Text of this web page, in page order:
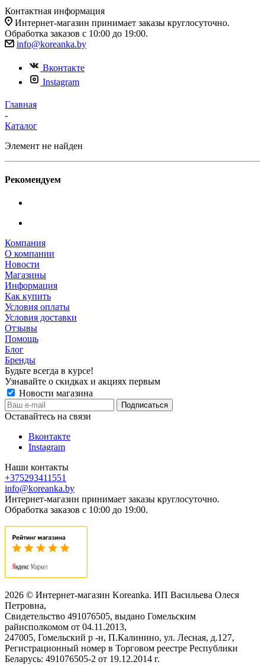
Контактная информация
Интернет-магазин принимает заказы круглосуточно.
Обработка заказов с 10:00 до 19:00.
info@koreanka.by
Вконтакте
Instagram
Главная
-
Каталог
Элемент не найден
Рекомендуем
Компания
О компании
Новости
Магазины
Информация
Как купить
Условия оплаты
Условия доставки
Отзывы
Помощь
Блог
Бренды
Будьте всегда в курсе!
Узнавайте о скидках и акциях первым
Новости магазина
Оставайтесь на связи
Вконтакте
Instagram
Наши контакты
+375293411551
info@koreanka.by
Интернет-магазин принимает заказы круглосуточно.
Обработка заказов с 10:00 до 19:00.
2026 © Интернет-магазин Koreanka. ИП Васильева Олеся
Петровна,
Свидетельство ‎491076505, выдано Гомельским
райисполкомом от 04.11.2013,
247005, Гомельский р -н, П.Калинино, ул. Лесная, д.127,
Регистрационный номер в Торговом реестре Республики
Беларусь: ‎491076505-2 от 19.12.2014 г.